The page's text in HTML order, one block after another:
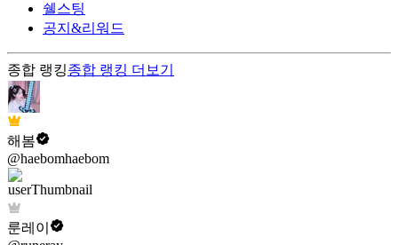
쉘스팅
공지&리워드
종합 랭킹종합 랭킹 더보기
해봄
@haebomhaebom
룬레이